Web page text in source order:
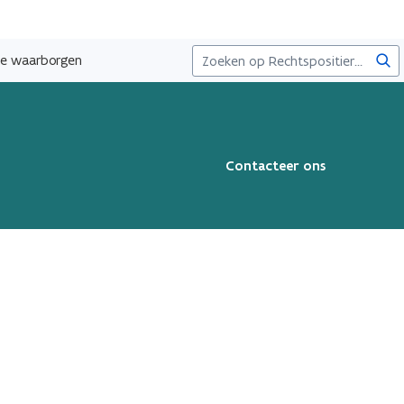
waarborgen
Contacteer ons